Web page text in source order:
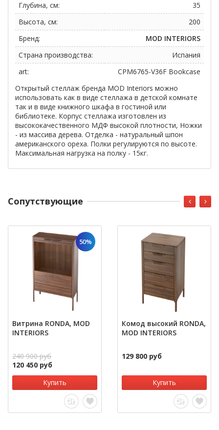
Глубина, см:
35
Высота, см:
200
Бренд:
MOD INTERIORS
Страна производства:
Испания
art:
CPM6765-V36F Bookcase
Открытый стеллаж бренда MOD Interiors можно
использовать как в виде стеллажа в детской комнате
так и в виде книжного шкафа в гостиной или
библиотеке. Корпус стеллажа изготовлен из
высококачественного МДФ высокой плотности, Ножки
- из массива дерева. Отделка - натуральный шпон
американского ореха. Полки регулируются по высоте.
Максимальная нагрузка на полку - 15кг.
Cопутствующие
50%
Витрина RONDA, MOD
INTERIORS
240 900 руб
120 450 руб
Купить
Комод высокий RONDA,
MOD INTERIORS
129 800 руб
Купить